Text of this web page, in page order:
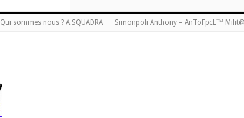
Qui sommes nous ? A SQUADRA Simonpoli Anthony – AnToFpcL™